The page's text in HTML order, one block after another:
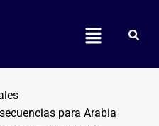
para Arabia